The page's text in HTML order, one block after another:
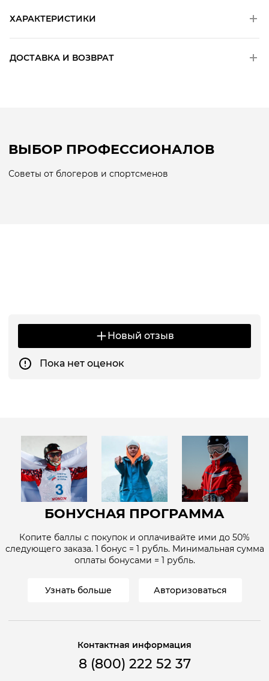
ХАРАКТЕРИСТИКИ
ДОСТАВКА И ВОЗВРАТ
ВЫБОР ПРОФЕССИОНАЛОВ
Советы от блогеров и спортсменов
Пока нет оценок
Новый отзыв
БОНУСНАЯ ПРОГРАММА
Копите баллы с покупок и оплачивайте ими до 50%
следующего заказа. 1 бонус = 1 рубль. Минимальная сумма
оплаты бонусами = 1 рубль.
Узнать больше Авторизоваться
Контактная информация
8 (800) 222 52 37